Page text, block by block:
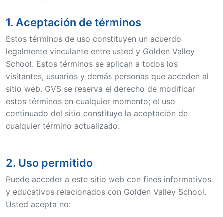
1. Aceptación de términos
Estos términos de uso constituyen un acuerdo
legalmente vinculante entre usted y Golden Valley
School. Estos términos se aplican a todos los
visitantes, usuarios y demás personas que acceden al
sitio web. GVS se reserva el derecho de modificar
estos términos en cualquier momento; el uso
continuado del sitio constituye la aceptación de
cualquier término actualizado.
2. Uso permitido
Puede acceder a este sitio web con fines informativos
y educativos relacionados con Golden Valley School.
Usted acepta no: